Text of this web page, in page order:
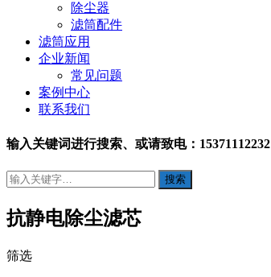
除尘器
滤筒配件
滤筒应用
企业新闻
常见问题
案例中心
联系我们
输入关键词进行搜索、或请致电：15371112232
抗静电除尘滤芯
筛选